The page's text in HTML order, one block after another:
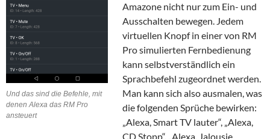
Und das sind die Befehle, mit
denen Alexa das RM Pro
ansteuert
Amazone nicht nur zum Ein- und
Ausschalten bewegen. Jedem
virtuellen Knopf in einer von RM
Pro simulierten Fernbedienung
kann selbstverständlich ein
Sprachbefehl zugeordnet werden.
Man kann sich also ausmalen, was
die folgenden Sprüche bewirken:
„Alexa, Smart TV lauter“, „Alexa,
CD Stopp“, „Alexa, Jalousie